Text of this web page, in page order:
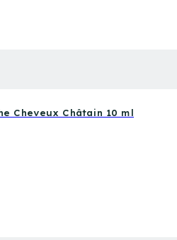
Cheveux Châtain 10 ml